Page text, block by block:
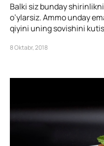
Balki siz bunday
o’ylarsiz. Ammo unday
qiyini uning sovishini
8 Oktabr, 2018